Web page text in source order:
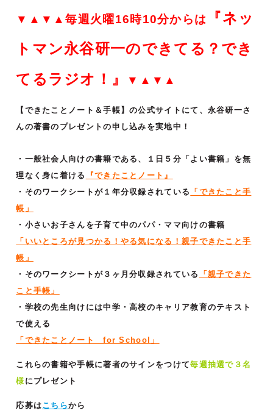
▼▲▼▲毎週火曜16時10分からは
『ネッ
トマン永谷研一のできてる？でき
てるラジオ！』
▼▲▼▲
【できたことノート＆手帳】の公式サイトにて、永谷研一さ
んの著書のプレゼントの申し込みを実地中！
・一般社会人向けの書籍である、１日５分「よい書籍」を無
理なく身に着ける
『できたことノート』
・そのワークシートが１年分収録されている 「できたこと手
帳」
・小さいお子さんを子育て中のパパ・ママ向けの書籍
「いいところが見つかる！やる気になる！親子できたこと手
帳」
・そのワークシートが３ヶ月分収録されている
「親子できた
こと手帳」
・学校の先生向けには中学・高校のキャリア教育のテキスト
で使える
「できたことノート for School」
これらの書籍や手帳に著者のサインをつけて毎週抽選で３名
様 にプレゼント
応募はこちらから